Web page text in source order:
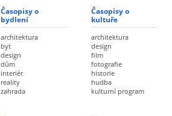
Časopisy o
bydlení
architektura
byt
design
dům
interiér
reality
zahrada
Časopisy o
kultuře
architektura
design
film
fotografie
historie
hudba
kulturní program